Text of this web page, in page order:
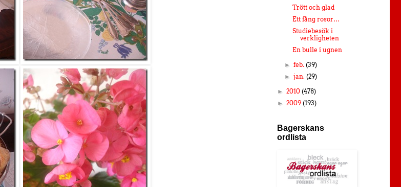
Trött och glad
Ett fång rosor…
Studiebesök i
verkligheten
En bulle i ugnen
►feb.(39)
►jan.(29)
► 2010 (478)
► 2009 (193)
Bagerskans
ordlista